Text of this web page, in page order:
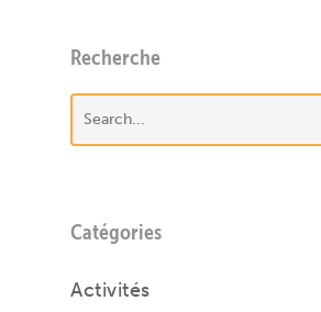
Recherche
Catégories
Activités